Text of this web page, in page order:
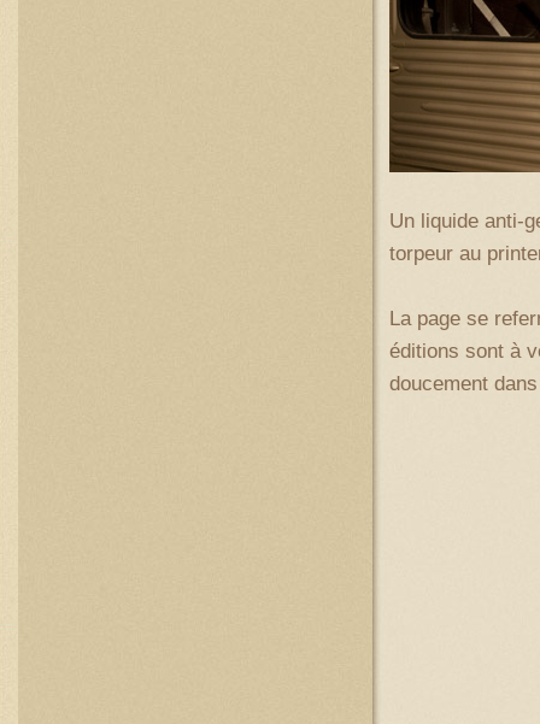
Un liquide anti-
torpeur au
La page se
éditions sont à
doucement